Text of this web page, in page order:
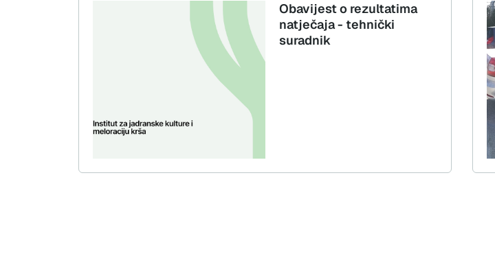
Obavijest o rezultatima
natječaja - tehnički
suradnik